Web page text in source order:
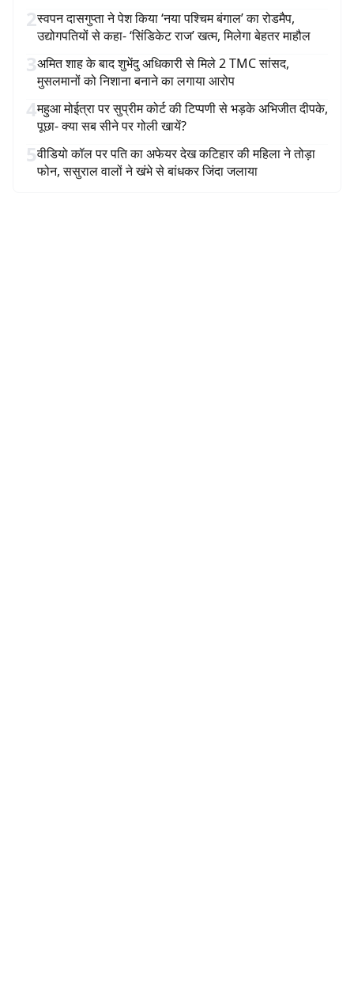
2स्वपन दासगुप्ता ने पेश किया ‘नया पश्चिम बंगाल’ का रोडमैप,
उद्योगपतियों से कहा- ‘सिंडिकेट राज’ खत्म, मिलेगा बेहतर माहौल
3अमित शाह के बाद शुभेंदु अधिकारी से मिले 2 TMC सांसद,
मुसलमानों को निशाना बनाने का लगाया आरोप
4महुआ मोईत्रा पर सुप्रीम कोर्ट की टिप्पणी से भड़के अभिजीत दीपके,
पूछा- क्या सब सीने पर गोली खायें?
5वीडियो कॉल पर पति का अफेयर देख कटिहार की महिला ने तोड़ा
फोन, ससुराल वालों ने खंभे से बांधकर जिंदा जलाया